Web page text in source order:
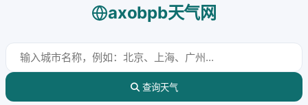
axobpb天气网
查询天气